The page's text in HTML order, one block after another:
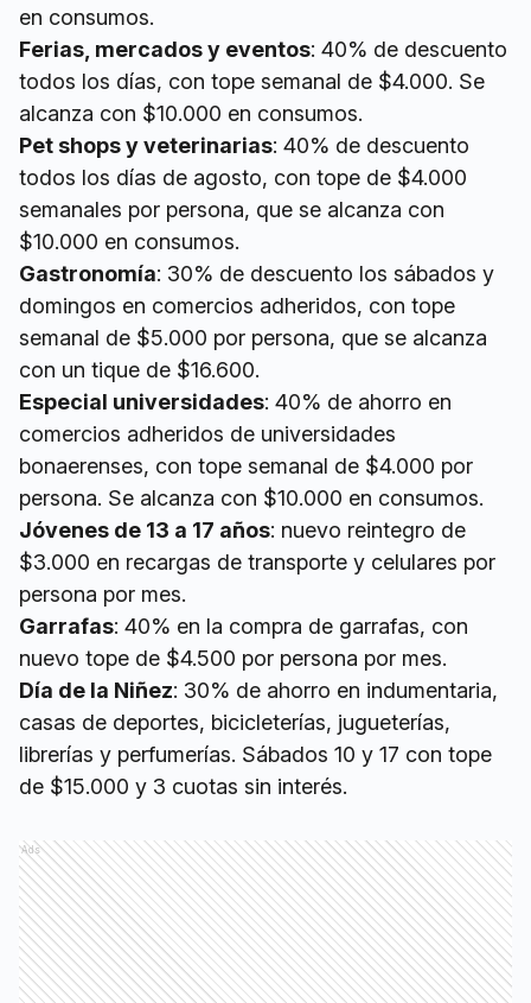
en consumos.
Ferias, mercados y eventos: 40% de descuento
todos los días, con tope semanal de $4.000. Se
alcanza con $10.000 en consumos.
Pet shops y veterinarias: 40% de descuento
todos los días de agosto, con tope de $4.000
semanales por persona, que se alcanza con
$10.000 en consumos.
Gastronomía: 30% de descuento los sábados y
domingos en comercios adheridos, con tope
semanal de $5.000 por persona, que se alcanza
con un tique de $16.600.
Especial universidades: 40% de ahorro en
comercios adheridos de universidades
bonaerenses, con tope semanal de $4.000 por
persona. Se alcanza con $10.000 en consumos.
Jóvenes de 13 a 17 años: nuevo reintegro de
$3.000 en recargas de transporte y celulares por
persona por mes.
Garrafas: 40% en la compra de garrafas, con
nuevo tope de $4.500 por persona por mes.
Día de la Niñez: 30% de ahorro en indumentaria,
casas de deportes, bicicleterías, jugueterías,
librerías y perfumerías. Sábados 10 y 17 con tope
de $15.000 y 3 cuotas sin interés.
Ads